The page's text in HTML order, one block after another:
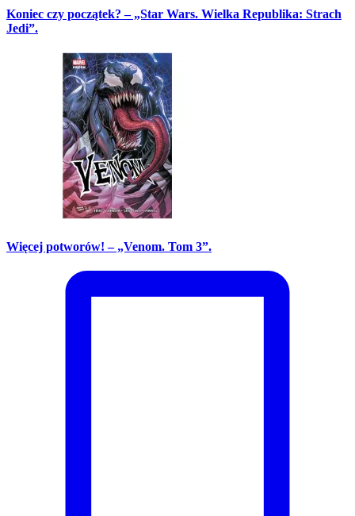
Koniec czy początek? – „Star Wars. Wielka Republika: Strach
Jedi”.
Więcej potworów! – „Venom. Tom 3”.